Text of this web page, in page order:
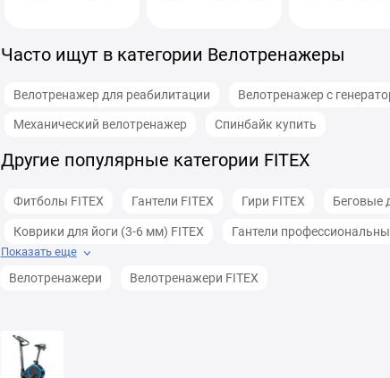
Часто ищут в категории Велотренажеры
Велотренажер для реабилитации Велотренажер с
Механический велотренажер Спинбайк купить
Другие популярные категории FITEX
Фитболы FITEX Гантели FITEX Гири FITEX Беговые
Коврики для йоги (3-6 мм) FITEX Гантели
Показать еще
Велотренажери Велотренажери FITEX